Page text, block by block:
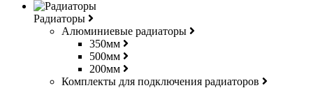
Радиаторы
Алюминиевые радиаторы
350мм
500мм
200мм
Комплекты для подключения радиаторов